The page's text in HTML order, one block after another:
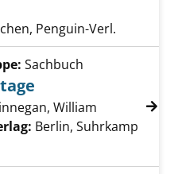
Penguin-Verl.
von Barbarentage anzeigen
Sachbuch
William Suche nach
Berlin, Suhrkamp